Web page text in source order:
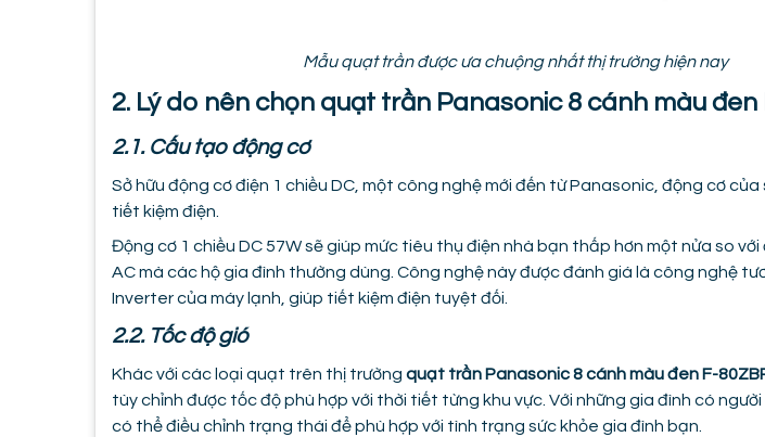
Mẫu quạt trần được ưa chuộng nhất thị trường hiện nay
2. Lý do nên chọn quạt trần Panasonic 8 cánh màu đen
2.1. Cấu tạo động cơ
Sở hữu động cơ điện 1 chiều DC, một công nghệ mới đến từ Panasonic, động cơ của
tiết kiệm điện.
Động cơ 1 chiều DC 57W sẽ giúp mức tiêu thụ điện nhà bạn thấp hơn một nửa so
AC mà các hộ gia đình thường dùng. Công nghệ này được đánh giá là công nghệ
Inverter của máy lạnh, giúp tiết kiệm điện tuyệt đối.
2.2. Tốc độ gió
Khác với các loại quạt trên thị trường quạt trần Panasonic 8 cánh màu đen F-
tùy chỉnh được tốc độ phù hợp với thời tiết từng khu vực. Với những gia đình có
có thể điều chỉnh trạng thái để phù hợp với tình trạng sức khỏe gia đình bạn.